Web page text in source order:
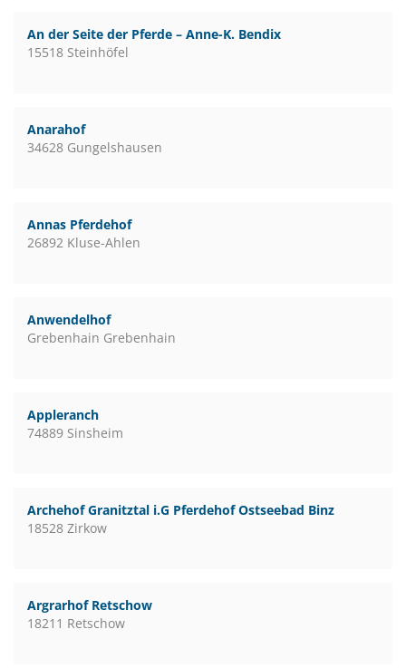
An der Seite der Pferde – Anne-K. Bendix
15518 Steinhöfel
Anarahof
34628 Gungelshausen
Annas Pferdehof
26892 Kluse-Ahlen
Anwendelhof
Grebenhain Grebenhain
Appleranch
74889 Sinsheim
Archehof Granitztal i.G Pferdehof Ostseebad Binz
18528 Zirkow
Argrarhof Retschow
18211 Retschow